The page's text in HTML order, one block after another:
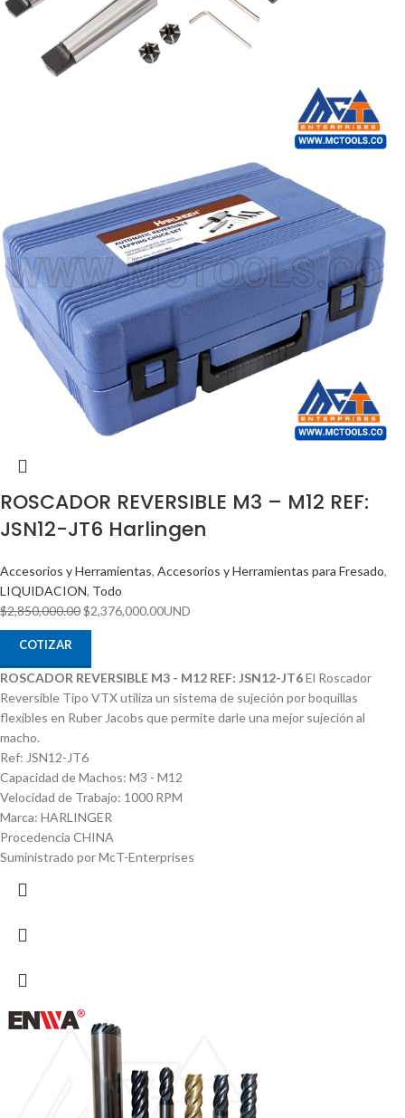
ROSCADOR REVERSIBLE M3 – M12 REF:
JSN12-JT6 Harlingen
Accesorios y Herramientas, Accesorios y Herramientas para Fresado,
LIQUIDACION, Todo
$2,850,000.00$2,376,000.00UND
COTIZAR
ROSCADOR REVERSIBLE M3 - M12 REF: JSN12-JT6El Roscador
Reversible Tipo VTX utiliza un sistema de sujeción por boquillas
flexibles en Ruber Jacobs que permite darle una mejor sujeción al
macho.
Ref: JSN12-JT6
Capacidad de Machos: M3 - M12
Velocidad de Trabajo: 1000 RPM
Marca: HARLINGER
Procedencia CHINA
Suministrado por McT-Enterprises